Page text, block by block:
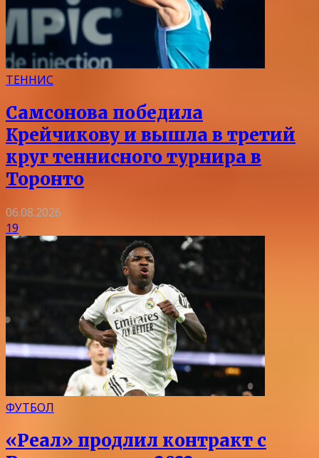
ТЕННИС
Самсонова победила
Крейчикову и вышла в третий
круг теннисного турнира в
Торонто
06.08.2026
19
ФУТБОЛ
«Реал» продлил контракт с